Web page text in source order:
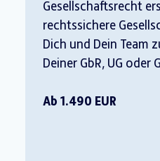
Gesellschaftsrecht
rechtssichere
Dich und Dein Team
Deiner GbR, UG oder
Ab 1.490 EUR